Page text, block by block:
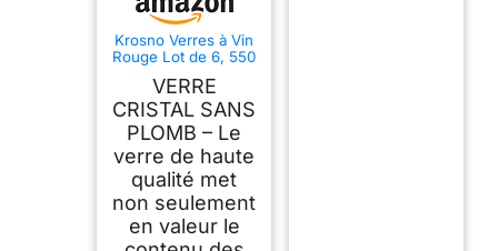
Krosno Verres à Vin
Rouge Lot de 6, 550
Collection Avant-
Garde
VERRE
CRISTAL SANS
PLOMB – Le
verre de haute
qualité met
non seulement
en valeur le